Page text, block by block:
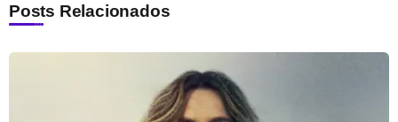
Posts Relacionados